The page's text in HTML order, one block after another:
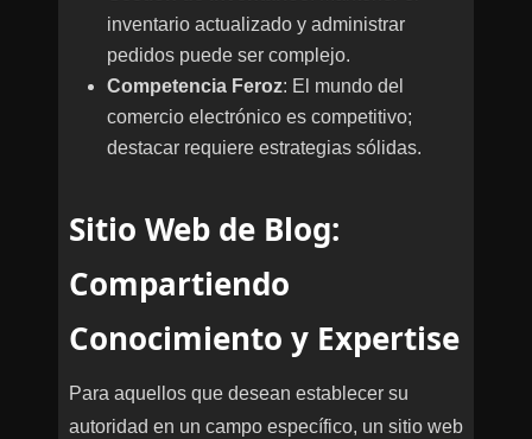
inventario actualizado y administrar
pedidos puede ser complejo.
Competencia Feroz: El mundo del
comercio electrónico es competitivo;
destacar requiere estrategias sólidas.
Sitio Web de Blog:
Compartiendo
Conocimiento y Expertise
Para aquellos que desean establecer su
autoridad en un campo específico, un sitio web